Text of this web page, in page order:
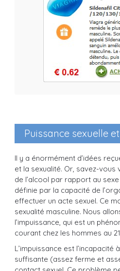
Puissance sexuelle
un lien ?
Il y a énormément d’idées
et la sexualité. Or, savez-vous
de l’alcool par rapport au
définie par la capacité de
effectuer un acte sexuel. Ce
sexualité masculine. Nous
l’impuissance, qui est un
courant chez les hommes au
L’impuissance est
suffisante (assez ferme et